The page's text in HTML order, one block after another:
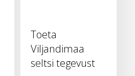
Toeta
Viljandimaa
seltsi tegevust